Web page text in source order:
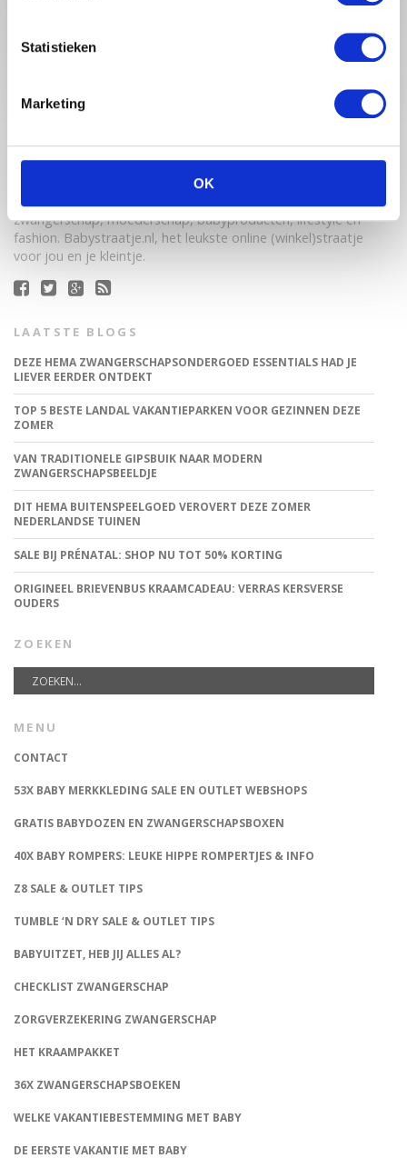
Statistieken
Marketing
OK
Babystraatje.nl is een uniek platform voor aanstaande en
jonge moeders. Een online ontmoetingsplek vol
inspirerende blogs en handige artikelen op het gebied van
zwangerschap, moederschap, babyproducten, lifestyle en
fashion. Babystraatje.nl, het leukste online (winkel)straatje
voor jou en je kleintje.
LAATSTE BLOGS
DEZE HEMA ZWANGERSCHAPSONDERGOED ESSENTIALS HAD JE
LIEVER EERDER ONTDEKT
TOP 5 BESTE LANDAL VAKANTIEPARKEN VOOR GEZINNEN DEZE
ZOMER
VAN TRADITIONELE GIPSBUIK NAAR MODERN
ZWANGERSCHAPSBEELDJE
DIT HEMA BUITENSPEELGOED VEROVERT DEZE ZOMER
NEDERLANDSE TUINEN
SALE BIJ PRÉNATAL: SHOP NU TOT 50% KORTING
ORIGINEEL BRIEVENBUS KRAAMCADEAU: VERRAS KERSVERSE
OUDERS
ZOEKEN
MENU
CONTACT
53X BABY MERKKLEDING SALE EN OUTLET WEBSHOPS
GRATIS BABYDOZEN EN ZWANGERSCHAPSBOXEN
40X BABY ROMPERS: LEUKE HIPPE ROMPERTJES & INFO
Z8 SALE & OUTLET TIPS
TUMBLE ‘N DRY SALE & OUTLET TIPS
BABYUITZET, HEB JIJ ALLES AL?
CHECKLIST ZWANGERSCHAP
ZORGVERZEKERING ZWANGERSCHAP
HET KRAAMPAKKET
36X ZWANGERSCHAPSBOEKEN
WELKE VAKANTIEBESTEMMING MET BABY
DE EERSTE VAKANTIE MET BABY